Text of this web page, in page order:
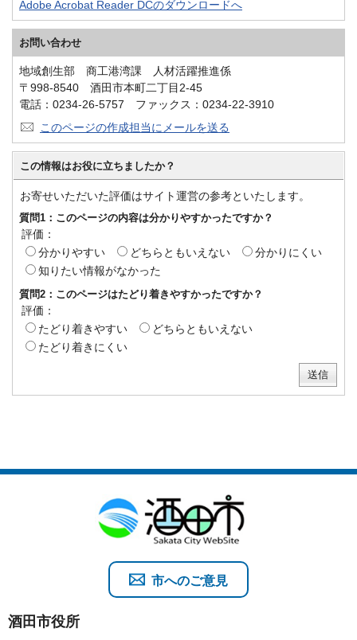
Adobe Acrobat Reader DCのダウンロードへ
お問い合わせ
地域創生部 商工港湾課 人材活躍推進係
〒998-8540 酒田市本町二丁目2-45
電話：0234-26-5757 ファックス：0234-22-3910
このページの作成担当にメールを送る
この情報はお役に立ちましたか？
お寄せいただいた評価はサイト運営の参考といたします。
質問1：このページの内容は分かりやすかったですか？
評価：
分かりやすい
どちらともいえない
分かりにくい
知りたい情報がなかった
質問2：このページはたどり着きやすかったですか？
評価：
たどり着きやすい
どちらともいえない
たどり着きにくい
酒田市役所
市へのご意見